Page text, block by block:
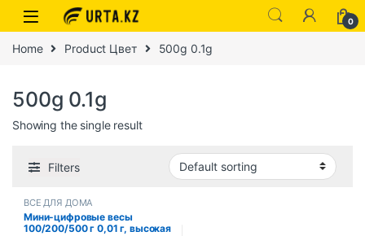
0
Home Product Цвет 500g 0.1g
500g 0.1g
Showing the single result
Filters
ВСЕ ДЛЯ ДОМА
Мини-цифровые весы
100/200/500 г 0,01 г, высокая